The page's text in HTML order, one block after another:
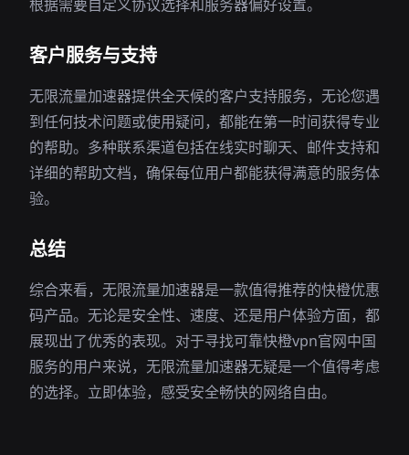
根据需要自定义协议选择和服务器偏好设置。
客户服务与支持
无限流量加速器提供全天候的客户支持服务，无论您遇
到任何技术问题或使用疑问，都能在第一时间获得专业
的帮助。多种联系渠道包括在线实时聊天、邮件支持和
详细的帮助文档，确保每位用户都能获得满意的服务体
验。
总结
综合来看，无限流量加速器是一款值得推荐的快橙优惠
码产品。无论是安全性、速度、还是用户体验方面，都
展现出了优秀的表现。对于寻找可靠快橙vpn官网中国
服务的用户来说，无限流量加速器无疑是一个值得考虑
的选择。立即体验，感受安全畅快的网络自由。